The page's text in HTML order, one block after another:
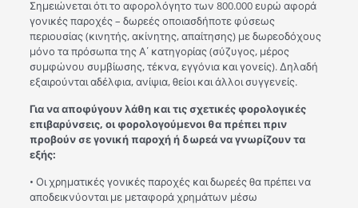
Σημειώνεται ότι το αφορολόγητο των 800.000 ευρώ αφορά
γονικές παροχές – δωρεές οποιασδήποτε φύσεως
περιουσίας (κινητής, ακίνητης, απαίτησης) με δωρεοδόχους
μόνο τα πρόσωπα της Α΄ κατηγορίας (σύζυγος, μέρος
συμφώνου συμβίωσης, τέκνα, εγγόνια και γονείς). Δηλαδή
εξαιρούνται αδέλφια, ανίψια, θείοι και άλλοι συγγενείς.
Για να αποφύγουν λάθη και τις σχετικές φορολογικές
επιβαρύνσεις, οι φορολογούμενοι θα πρέπει πριν
προβούν σε γονική παροχή ή δωρεά να γνωρίζουν τα
εξής:
• Οι χρηματικές γονικές παροχές και δωρεές θα πρέπει να
αποδεικνύονται με μεταφορά χρημάτων μέσω